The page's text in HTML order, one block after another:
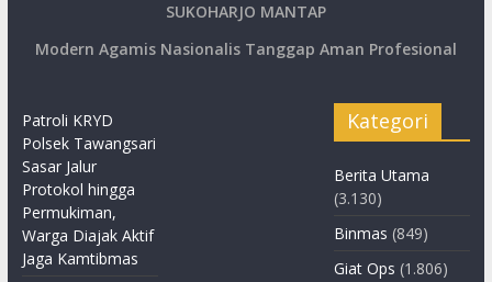
SUKOHARJO MANTAP
Modern Agamis Nasionalis Tanggap Aman Profesional
Patroli KRYD
Polsek Tawangsari
Sasar Jalur
Protokol hingga
Permukiman,
Warga Diajak Aktif
Jaga Kamtibmas
Kategori
Berita Utama
(3.130)
Binmas (849)
Giat Ops (1.806)